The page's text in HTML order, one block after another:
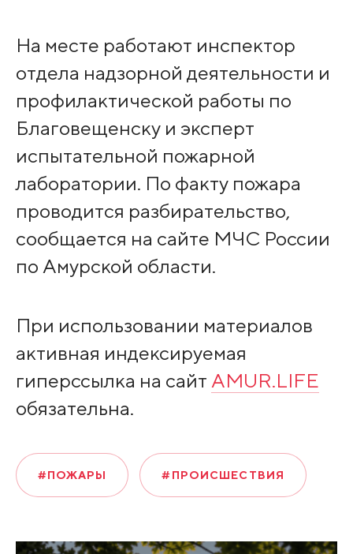
На месте работают инспектор
отдела надзорной деятельности и
профилактической работы по
Благовещенску и эксперт
испытательной пожарной
лаборатории. По факту пожара
проводится разбирательство,
сообщается на сайте МЧС России
по Амурской области.
При использовании материалов
активная индексируемая
гиперссылка на сайт AMUR.LIFE
обязательна.
#ПОЖАРЫ #ПРОИСШЕСТВИЯ